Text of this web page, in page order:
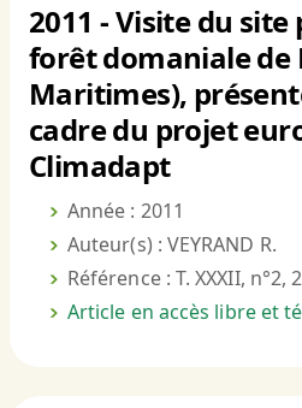
2011 - Visite du site
forêt domaniale de
Maritimes),
cadre du projet
Climadapt
Année : 2011
Auteur(s) : VEYRAND R.
Référence : T. XXXII, n°2,
Article en accès libre et